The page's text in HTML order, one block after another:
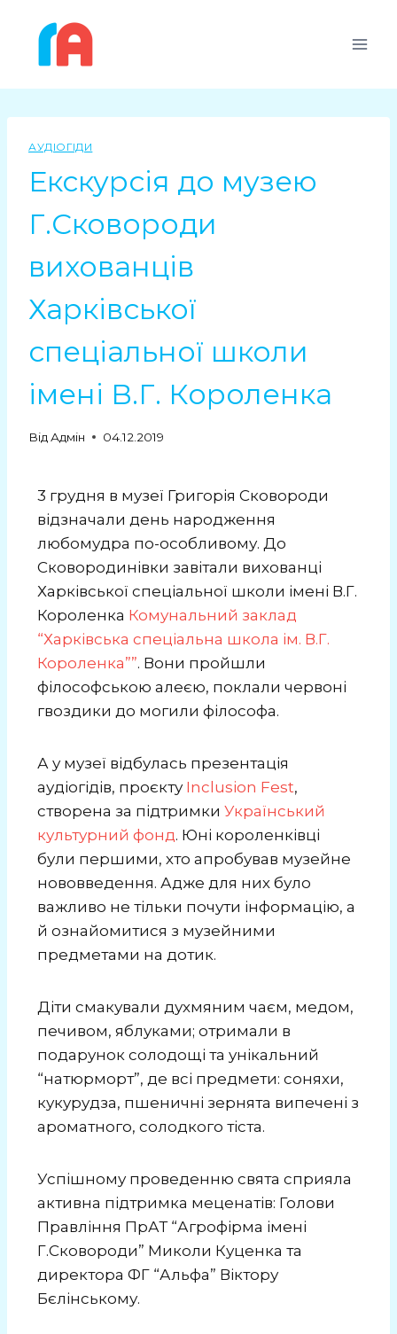
АУДІОГІДИ
Екскурсія до музею
Г.Сковороди
вихованців
Харківської
спеціальної школи
імені В.Г. Короленка
Від Адмін 04.12.2019
3 грудня в музеї Григорія Сковороди
відзначали день народження
любомудра по-особливому. До
Сковородинівки завітали вихованці
Харківської спеціальної школи імені В.Г.
Короленка Комунальний заклад
“Харківська спеціальна школа ім. В.Г.
Короленка””. Вони пройшли
філософською алеєю, поклали червоні
гвоздики до могили філософа.
А у музеї відбулась презентація
аудіогідів, проєкту Inclusion Fest,
створена за підтримки Український
культурний фонд. Юні короленківці
були першими, хто апробував музейне
нововведення. Адже для них було
важливо не тільки почути інформацію, а
й ознайомитися з музейними
предметами на дотик.
Діти смакували духмяним чаєм, медом,
печивом, яблуками; отримали в
подарунок солодощі та унікальний
“натюрморт”, де всі предмети: соняхи,
кукурудза, пшеничні зернята випечені з
ароматного, солодкого тіста.
Успішному проведенню свята сприяла
активна підтримка меценатів: Голови
Правління ПрАТ “Агрофірма імені
Г.Сковороди” Миколи Куценка та
директора ФГ “Альфа” Віктору
Бєлінському.